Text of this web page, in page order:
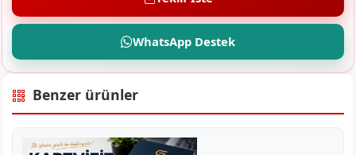
WhatsApp Destek
Benzer ürünler